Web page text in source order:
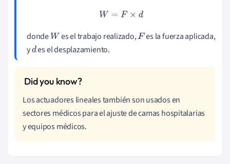
W= F× d
donde W es el trabajo realizado,F es la fuerza aplicada,
ydes el desplazamiento.
Los actuadores lineales también son usados en
sectores médicos para el ajuste de camas hospitalarias
y equipos médicos.